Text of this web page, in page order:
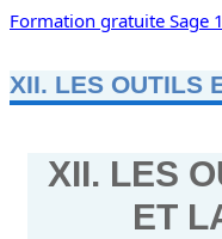
XII. LES OUTILS
XII. LES
ET